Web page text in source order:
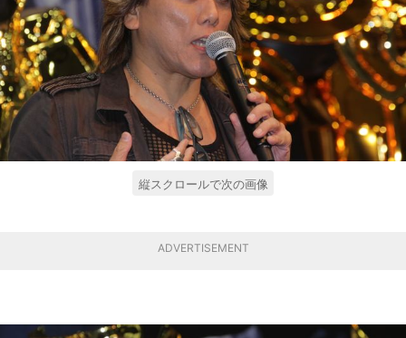
縦スクロールで次の画像
ADVERTISEMENT